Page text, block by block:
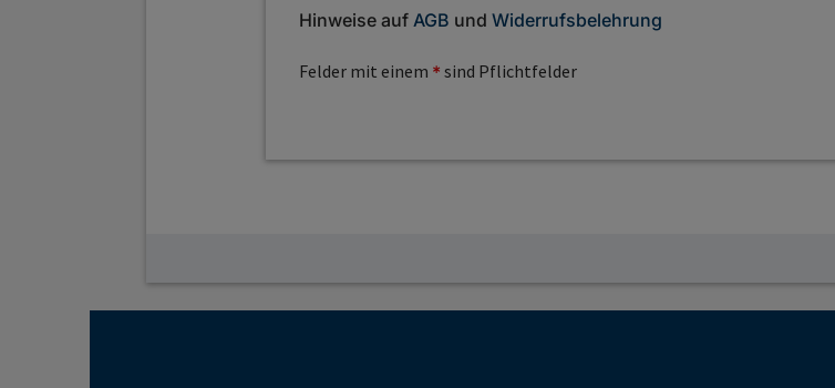
Hinweise auf AGB und Widerrufsbelehrung
Felder mit einem * sind Pflichtfelder